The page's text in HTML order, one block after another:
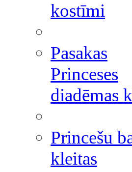
kostīmi
Pasakas
Princeses
diadēmas
Princešu
kleitas